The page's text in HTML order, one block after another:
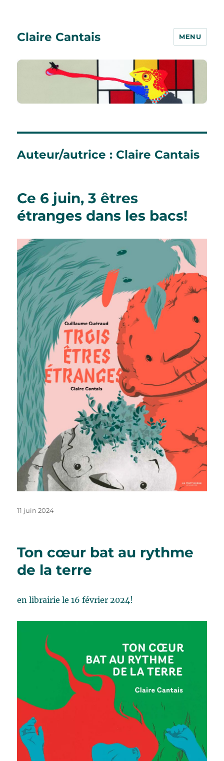
Claire Cantais MENU
Auteur/autrice : Claire Cantais
Ce 6 juin, 3 êtres
étranges dans les bacs!
Publié
11 juin 2024
Ton cœur bat au rythme
de la terre
en librairie le 16 février 2024!